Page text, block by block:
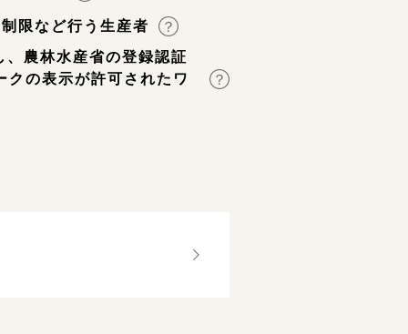
限など行う生産者
農林水産省の登録認証
の表示が許可されたワ